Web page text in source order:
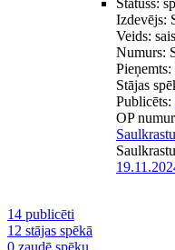
Izdevējs:
Veids:
Numurs:
Pieņemts:
Stājas
Publicēts:
OP
14 publicēti
12 stājas spēkā
0 zaudē spēku